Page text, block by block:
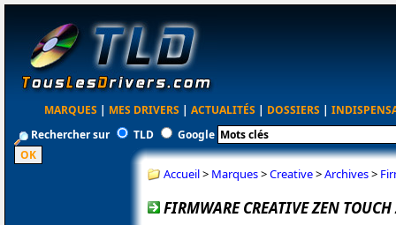
MARQUES | MES DRIVERS | ACTUALITÉS | DOSSIERS |
Rechercher sur
TLD Google
Accueil> Marques>Creative>Archives>
FIRMWARE CREATIVE ZEN